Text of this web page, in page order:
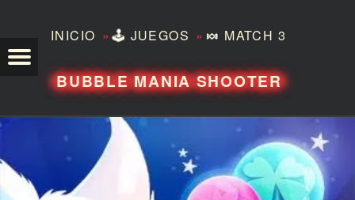
INICIO »🕹️ JUEGOS » 🍬 MATCH 3
BUBBLE MANIA SHOOTER